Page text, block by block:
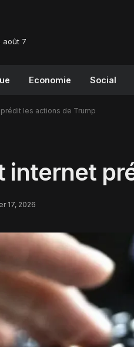
août 7
Economie Social
les actions de Trump
internet
17, 2026